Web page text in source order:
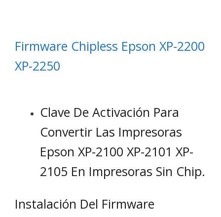
Firmware Chipless Epson XP-2200
XP-2250
Clave De Activación Para
Convertir Las Impresoras
Epson XP-2100 XP-2101 XP-
2105 En Impresoras Sin Chip.
Instalación Del Firmware